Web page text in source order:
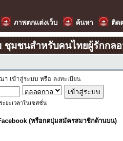
ภาพตกแต่งเว็บ ค้นหา ติด
ชุมชนสำหรับคนไทยผู้รักกล
า เข้าสู่ระบบ หรือ ลงทะเบียน
ยะเวลาในเซสชั่น
(หรือกดปุ่มสมัครสมาชิกด้านบน)